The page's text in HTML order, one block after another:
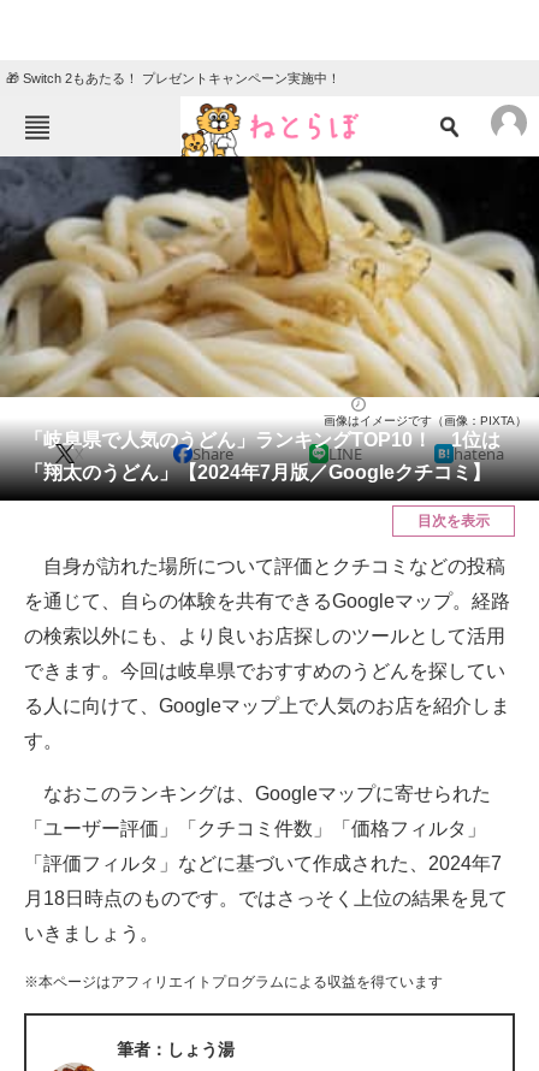
🎁 Switch 2もあたる！ プレゼントキャンペーン実施中！
ねとらぼメニュー
ニュース
エンタメ クイズ
グルメ 地域
住まい 教育・育児
動物 リサーチ
会員記事
メディア
ITの今と未来を見通す
スマホと通信の最新トレンド
進化するPCとデバイスの未来
ビジネスと働き方のヒント
企業ITのトレンドを詳説
ITエンジニア向け専門サイト
「岐阜県で人気のうどん」ランキングTOP10！ 1位は
「翔太のうどん」【2024年7月版／Googleクチコミ】
画像はイメージです（画像：PIXTA）
X Share LINE hatena
目次を表示
自身が訪れた場所について評価とクチコミなどの投稿
を通じて、自らの体験を共有できるGoogleマップ。経路
の検索以外にも、より良いお店探しのツールとして活用
できます。今回は岐阜県でおすすめのうどんを探してい
る人に向けて、Googleマップ上で人気のお店を紹介しま
す。
なおこのランキングは、Googleマップに寄せられた
「ユーザー評価」「クチコミ件数」「価格フィルタ」
「評価フィルタ」などに基づいて作成された、2024年7
月18日時点のものです。ではさっそく上位の結果を見て
いきましょう。
※本ページはアフィリエイトプログラムによる収益を得ています
筆者：しょう湯